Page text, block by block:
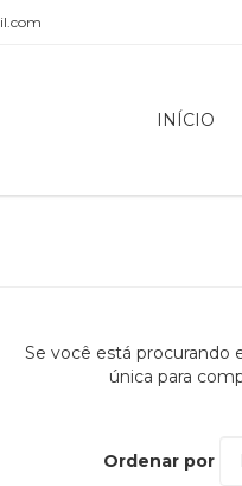
INÍCIO
Se você está procurando
única para
Ordenar por